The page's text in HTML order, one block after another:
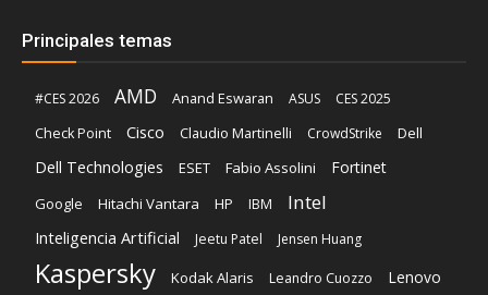
Principales temas
#CES 2026 AMD Anand Eswaran ASUS
CES 2025
Check Point
Cisco Claudio Martinelli CrowdStrike Dell
Dell Technologies ESET Fabio Assolini Fortinet
Google Hitachi Vantara HP IBM Intel
Inteligencia Artificial Jeetu Patel Jensen Huang
Kaspersky Kodak Alaris Leandro Cuozzo Lenovo